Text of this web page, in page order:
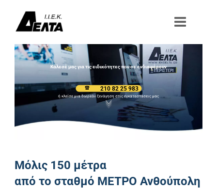
περιεχόμενο
Κάλεσέ μας για τις ειδικότητες που σε ενδιαφέρουν
210 82 25 983
ή κλείσε μια δωρεάν ξενάγηση στις εγκαταστάσεις μας
Μόλις 150 μέτρα
από το σταθμό ΜΕΤΡΟ Ανθούπολη